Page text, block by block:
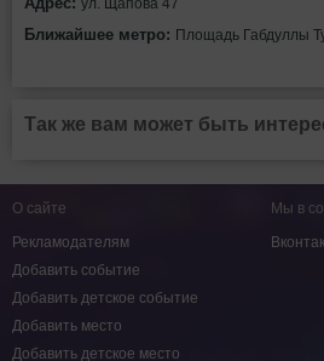
ул. Щапова 47
Ближайшее метро: Площадь Габдуллы
Так же вам может быть
О сайте
Рекламодателям
Добавить событие
Добавить детское событие
Добавить место
Добавить детское место
Мы в